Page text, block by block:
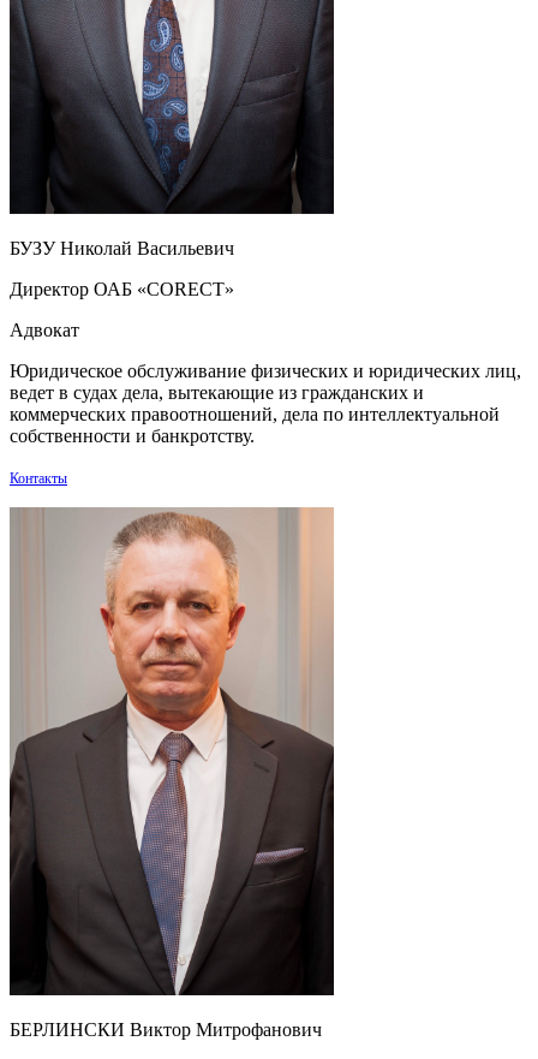
БУЗУ Николай Васильевич
Директор ОАБ «CORECT»
Адвокат
Юридическое обслуживание физических и юридических лиц,
ведет в судах дела, вытекающие из гражданских и
коммерческих правоотношений, дела по интеллектуальной
собственности и банкротству.
Контакты
БЕРЛИНСКИ Виктор Митрофанович